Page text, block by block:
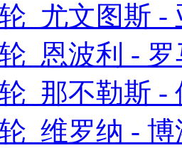
尤文图斯 -
恩波利 -
那不勒斯 -
维罗纳 -